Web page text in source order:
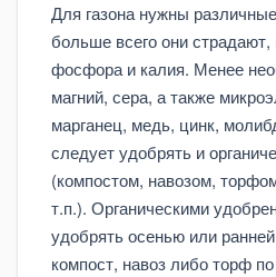
Для газона нужны
больше всего они страдают,
фосфора и калия. Менее
магний, сера, а также
марганец, медь, цинк,
следует удобрять и
(компостом, навозом,
т.п.). Органическими
удобрять осенью или
компост, навоз либо торф